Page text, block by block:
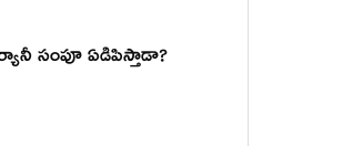
సంపూ ఏడిపిస్తాడా?